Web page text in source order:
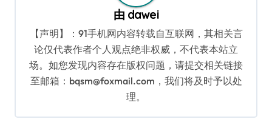
由 dawei
【声明】：91手机网内容转载自互联网，其相关言
论仅代表作者个人观点绝非权威，不代表本站立
场。如您发现内容存在版权问题，请提交相关链接
至邮箱：bqsm@foxmail.com，我们将及时予以处
理。